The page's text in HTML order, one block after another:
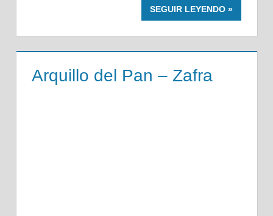
SEGUIR LEYENDO
Arquillo del Pan – Zafra